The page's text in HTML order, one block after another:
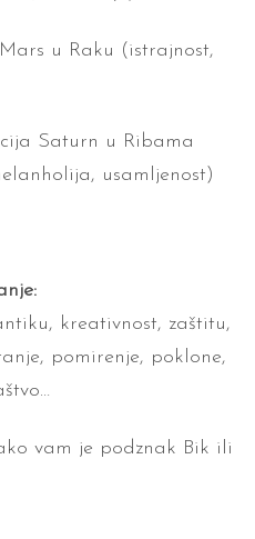
u Raku (istrajnost,
Saturn u Ribama
usamljenost)
kreativnost, zaštitu,
pomirenje, poklone,
vam je podznak Bik ili